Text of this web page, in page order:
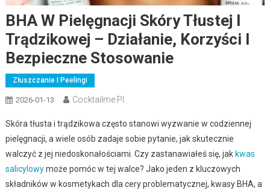
BHA W Pielęgnacji Skóry Tłustej I
Trądzikowej – Działanie, Korzyści I
Bezpieczne Stosowanie
Złuszczanie I Peelingi
2026-01-13 Cocktailme.pl
Skóra tłusta i trądzikowa często stanowi wyzwanie w codziennej
pielęgnacji, a wiele osób zadaje sobie pytanie, jak skutecznie
walczyć z jej niedoskonałościami. Czy zastanawiałeś się, jakkwas
salicylowymoże pomóc w tej walce? Jako jeden z kluczowych
składników w kosmetykach dla cery problematycznej, kwasy BHA, a